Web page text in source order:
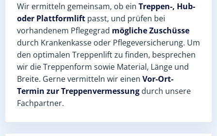
Wir ermitteln gemeinsam, ob ein Treppen-, Hub-
oder Plattformlift passt, und prüfen bei
vorhandenem Pflegegrad mögliche Zuschüsse
durch Krankenkasse oder Pflegeversicherung. Um
den optimalen Treppenlift zu finden, besprechen
wir die Treppenform sowie Material, Länge und
Breite. Gerne vermitteln wir einen Vor-Ort-
Termin zur Treppenvermessung durch unsere
Fachpartner.